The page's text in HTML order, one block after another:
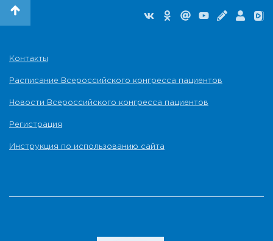
Контакты
Расписание Всероссийского конгресса пациентов
Новости Всероссийского конгресса пациентов
Регистрация
Инструкция по использованию сайта